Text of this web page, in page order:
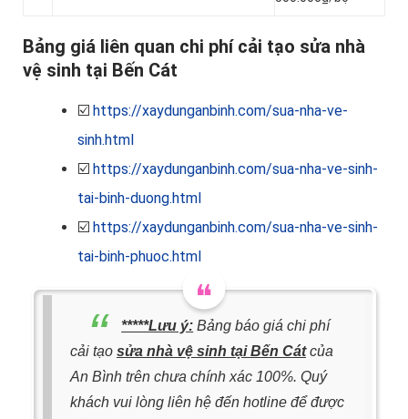
Bảng giá liên quan chi phí cải tạo sửa nhà
vệ sinh tại Bến Cát
☑️ https://xaydunganbinh.com/sua-nha-ve-
sinh.html
☑️ https://xaydunganbinh.com/sua-nha-ve-sinh-
tai-binh-duong.html
☑️ https://xaydunganbinh.com/sua-nha-ve-sinh-
tai-binh-phuoc.html
*****Lưu ý: Bảng báo giá chi phí
cải tạo sửa nhà vệ sinh tại Bến Cátcủa
An Bình trên chưa chính xác 100%. Quý
khách vui lòng liên hệ đến hotline để được